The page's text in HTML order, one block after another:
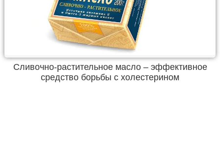
Сливочно-растительное масло – эффективное
средство борьбы с холестерином